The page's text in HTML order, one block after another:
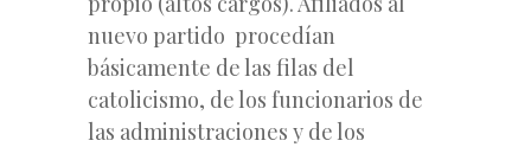
nuevo partido procedían
básicamente de las filas del
catolicismo, de los funcionarios de
las administraciones y de los